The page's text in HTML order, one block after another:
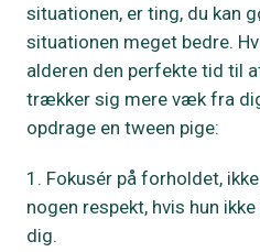
situationen, er ting, du kan
situationen meget bedre.
alderen den perfekte tid til
trækker sig mere væk fra
opdrage en tween pige:
Fokusér på forholdet,
nogen respekt, hvis hun
dig.